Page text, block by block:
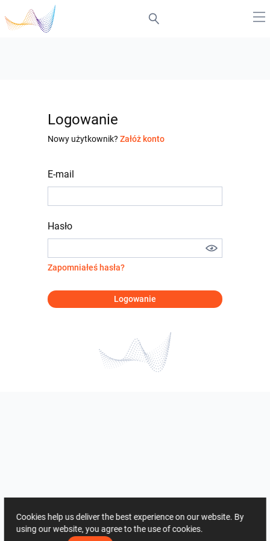
Logowanie
Nowy użytkownik? Załóż konto
E-mail
Hasło
Zapomniałeś hasła?
Logowanie
Cookies help us deliver the best experience on our website. By
using our website, you agree to the use of cookies.